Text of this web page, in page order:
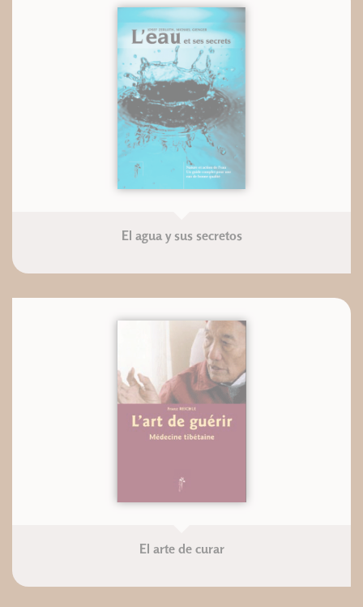
El agua y sus secretos
El arte de curar